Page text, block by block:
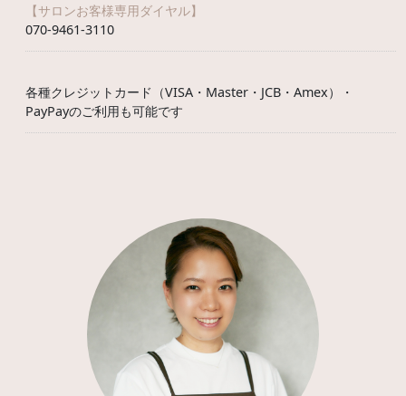
【サロンお客様専用ダイヤル】
070-9461-3110
各種クレジットカード（VISA・Master・JCB・Amex）・
PayPayのご利用も可能です